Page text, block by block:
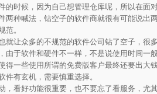
的时候，因为自己想管理仓库呢，所以在面
种喊法，钻空子的软件商就很有可能说出
范。
让众多的不规范的软件公司钻了空子，很
于软件和硬件不一样，不是说使用时间一
一些使用所谓的免费版客户最终还要出大
有玄机，需要慎重选择。
看好功能很重要，也不要忘了看服务，尤